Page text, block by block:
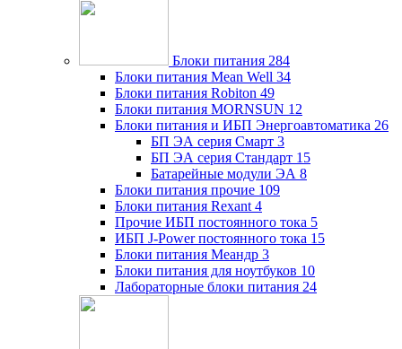
Блоки питания 284
Блоки питания Mean Well 34
Блоки питания Robiton 49
Блоки питания MORNSUN 12
Блоки питания и ИБП Энергоавтоматика 26
БП ЭА серия Смарт 3
БП ЭА серия Стандарт 15
Батарейные модули ЭА 8
Блоки питания прочие 109
Блоки питания Rexant 4
Прочие ИБП постоянного тока 5
ИБП J-Power постоянного тока 15
Блоки питания Меандр 3
Блоки питания для ноутбуков 10
Лабораторные блоки питания 24